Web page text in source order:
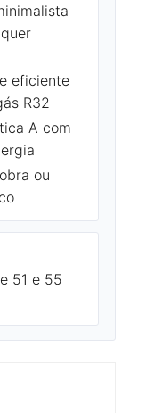
eficiente
R32
A com
ou
51 e 55